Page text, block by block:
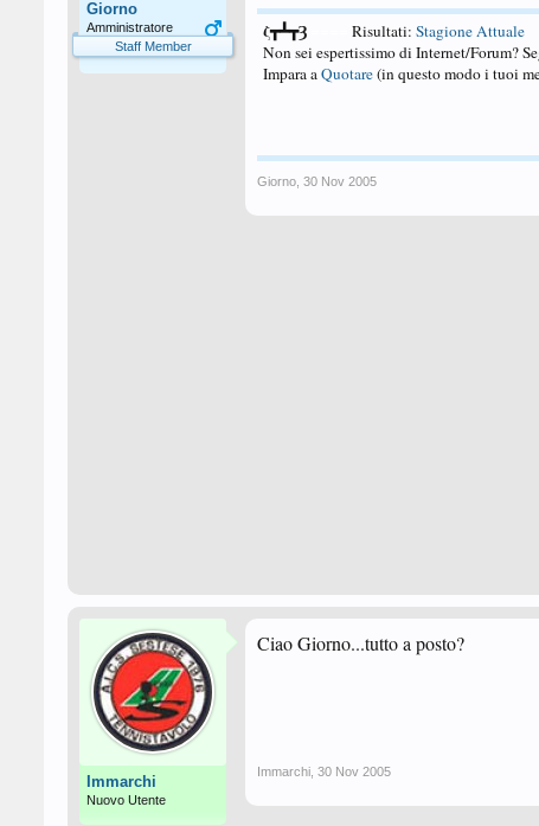
Giorno
Amministratore
Staff Member
ζ┳┻┳Ȝ Risultati: Stagione Attuale
Non sei espertissimo di Internet/Forum?
Impara aQuotare(in questo modo i tuoi
Giorno 30 Nov 2005
Immarchi
Nuovo Utente
Ciao Giorno...tutto a posto?
Immarchi 30 Nov 2005